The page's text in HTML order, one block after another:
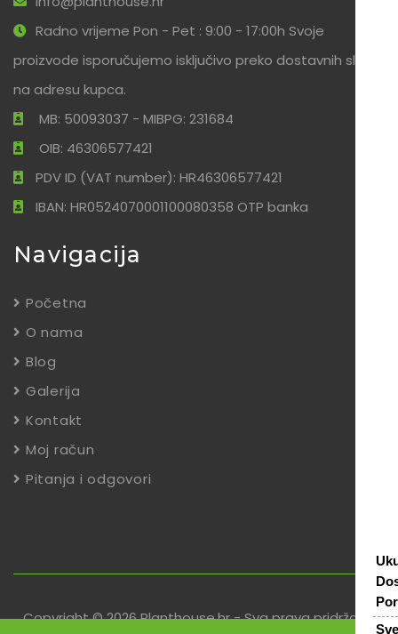
Radno vrijeme Pon - Pet : 9:00 - 17:00h Svoje
proizvode isporučujemo isključivo preko dostavnih službi
na adresu kupca.
MB: 50093037 - MIBPG: 231684
OIB: 46306577421
PDV ID (VAT number): HR46306577421
IBAN: HR0524070001100080358 OTP banka
Navigacija
Početna
O nama
Blog
Galerija
Kontakt
Moj račun
Pitanja i odgovori
Copyright © 2026 Planthouse.hr - Sva prava pridržana